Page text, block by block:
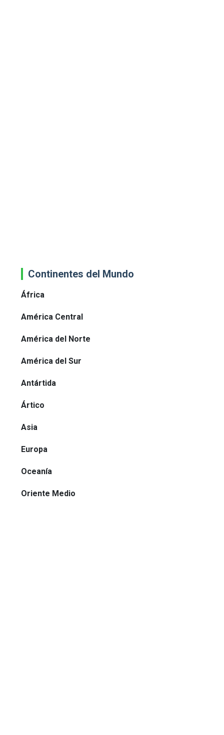
Continentes del Mundo
África
América Central
América del Norte
América del Sur
Antártida
Ártico
Asia
Europa
Oceanía
Oriente Medio